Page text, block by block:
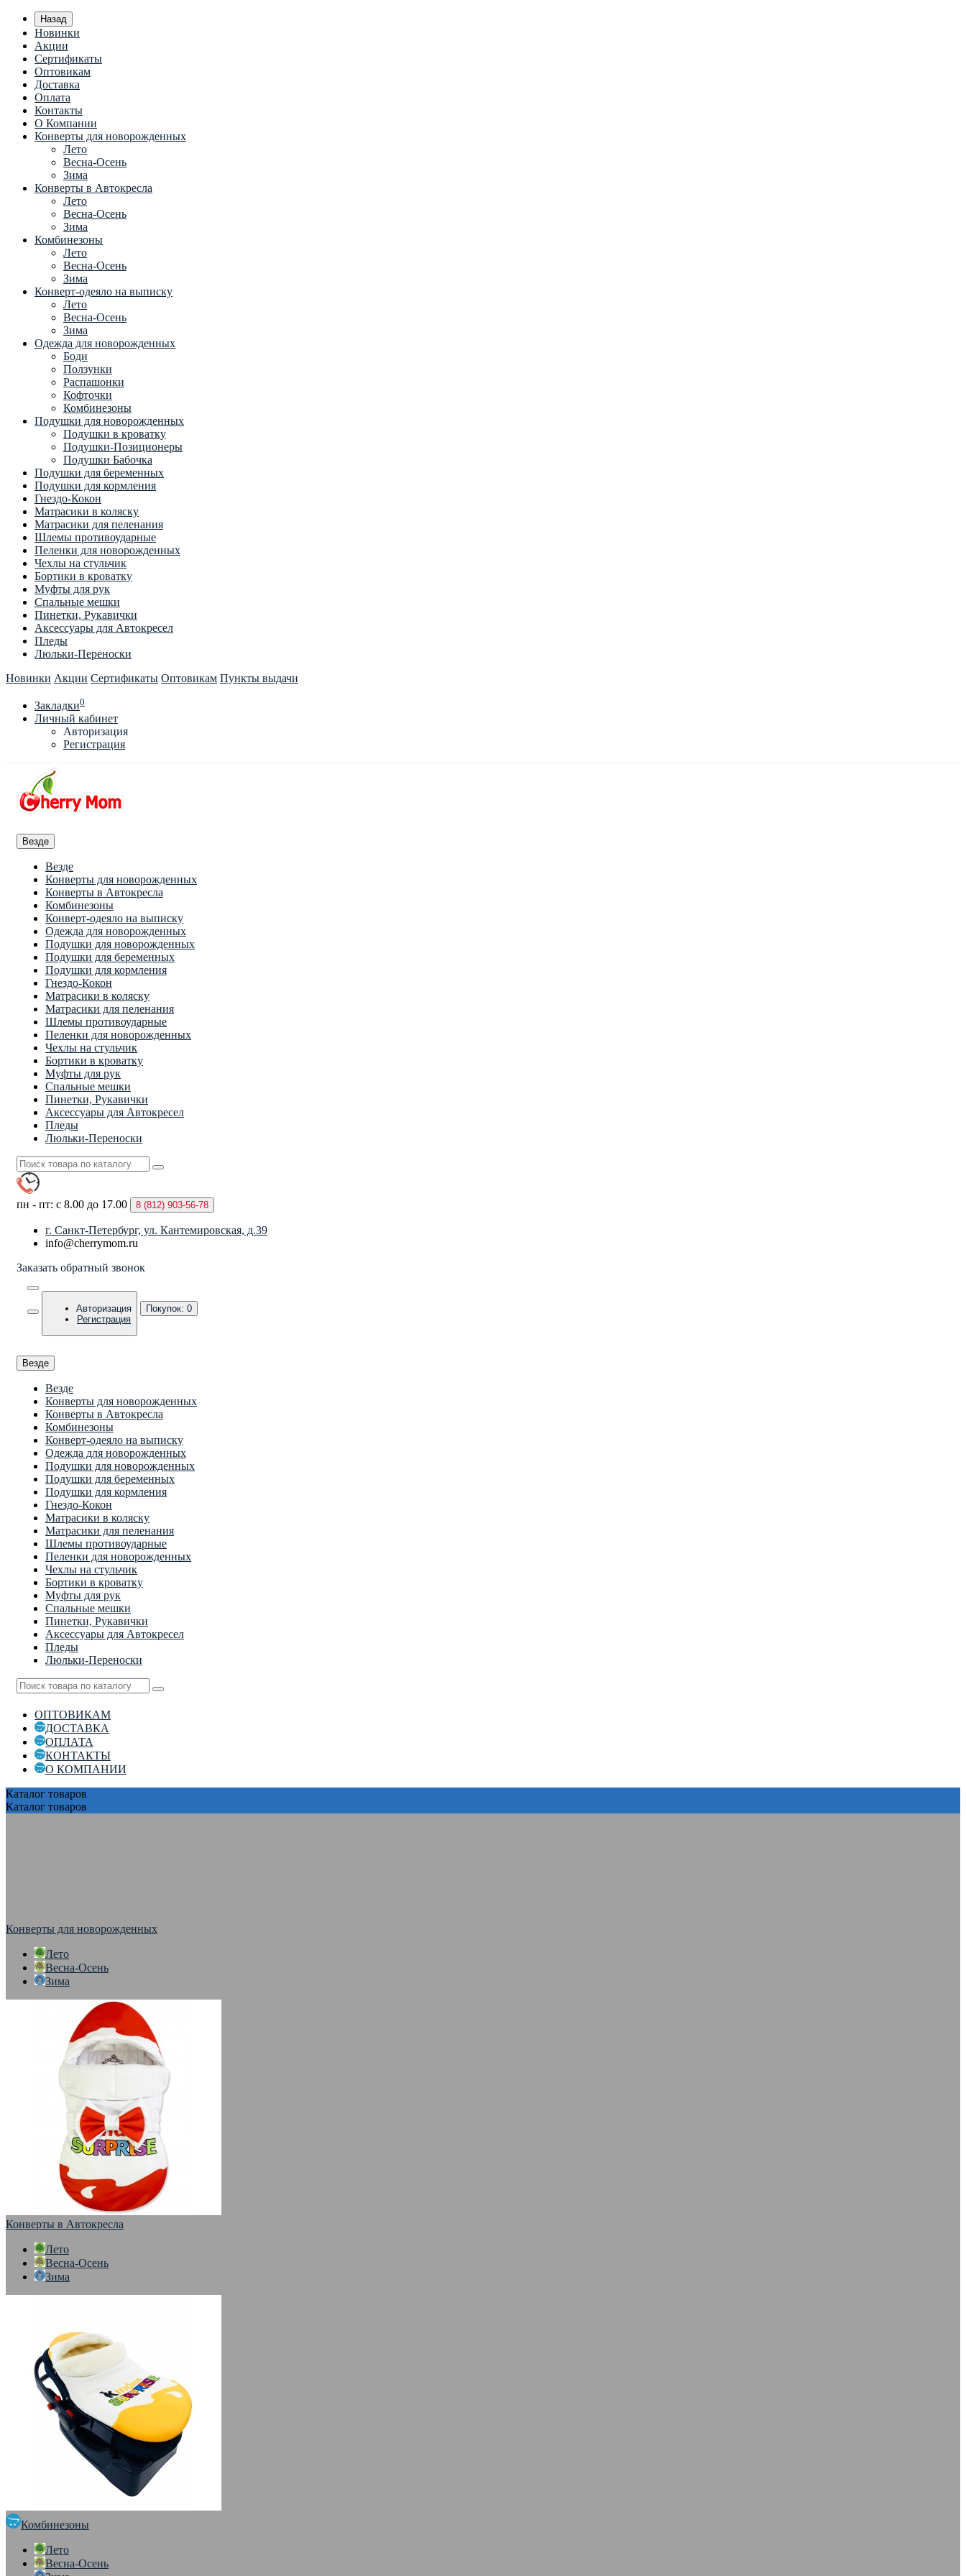
Назад
Новинки
Акции
Сертификаты
Оптовикам
Доставка
Оплата
Контакты
О Компании
Конверты для новорожденных
Лето
Весна-Осень
Зима
Конверты в Автокресла
Лето
Весна-Осень
Зима
Комбинезоны
Лето
Весна-Осень
Зима
Конверт-одеяло на выписку
Лето
Весна-Осень
Зима
Одежда для новорожденных
Боди
Ползунки
Распашонки
Кофточки
Комбинезоны
Подушки для новорожденных
Подушки в кроватку
Подушки-Позиционеры
Подушки Бабочка
Подушки для беременных
Подушки для кормления
Гнездо-Кокон
Матрасики в коляску
Матрасики для пеленания
Шлемы противоударные
Пеленки для новорожденных
Чехлы на стульчик
Бортики в кроватку
Муфты для рук
Спальные мешки
Пинетки, Рукавички
Аксессуары для Автокресел
Пледы
Люльки-Переноски
Новинки Акции Сертификаты Оптовикам Пункты выдачи
Закладки0
Личный кабинет
Авторизация
Регистрация
Везде
Везде
Конверты для новорожденных
Конверты в Автокресла
Комбинезоны
Конверт-одеяло на выписку
Одежда для новорожденных
Подушки для новорожденных
Подушки для беременных
Подушки для кормления
Гнездо-Кокон
Матрасики в коляску
Матрасики для пеленания
Шлемы противоударные
Пеленки для новорожденных
Чехлы на стульчик
Бортики в кроватку
Муфты для рук
Спальные мешки
Пинетки, Рукавички
Аксессуары для Автокресел
Пледы
Люльки-Переноски
пн - пт: с 8.00 до 17.00 8 (812) 903-56-78
г. Санкт-Петербург, ул. Кантемировская, д.39
info@cherrymom.ru
Заказать обратный звонок
Авторизация
Регистрация
Покупок: 0
Везде
Везде
Конверты для новорожденных
Конверты в Автокресла
Комбинезоны
Конверт-одеяло на выписку
Одежда для новорожденных
Подушки для новорожденных
Подушки для беременных
Подушки для кормления
Гнездо-Кокон
Матрасики в коляску
Матрасики для пеленания
Шлемы противоударные
Пеленки для новорожденных
Чехлы на стульчик
Бортики в кроватку
Муфты для рук
Спальные мешки
Пинетки, Рукавички
Аксессуары для Автокресел
Пледы
Люльки-Переноски
ОПТОВИКАМ
ДОСТАВКА
ОПЛАТА
КОНТАКТЫ
О КОМПАНИИ
Каталог товаров
Каталог товаров
Конверты для новорожденных
Лето
Весна-Осень
Зима
Конверты в Автокресла
Лето
Весна-Осень
Зима
Комбинезоны
Лето
Весна-Осень